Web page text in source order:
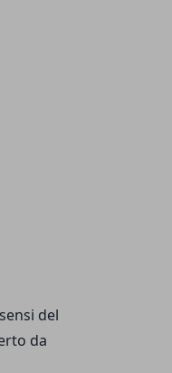
del
da